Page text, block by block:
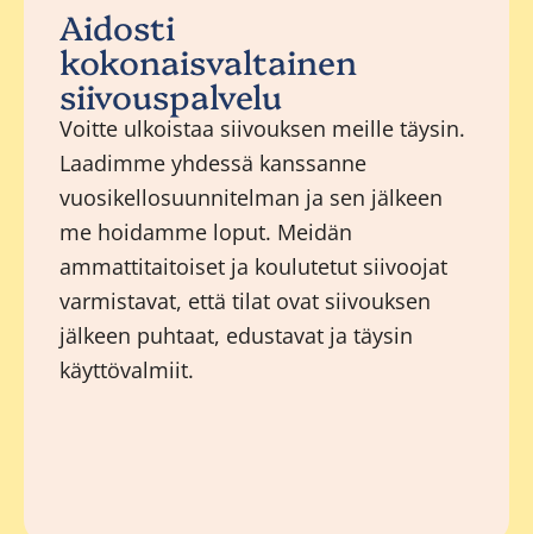
Aidosti
kokonaisvaltainen
siivouspalvelu
Voitte ulkoistaa siivouksen meille täysin.
Laadimme yhdessä kanssanne
vuosikellosuunnitelman ja sen jälkeen
me hoidamme loput. Meidän
ammattitaitoiset ja koulutetut siivoojat
varmistavat, että tilat ovat siivouksen
jälkeen puhtaat, edustavat ja täysin
käyttövalmiit.